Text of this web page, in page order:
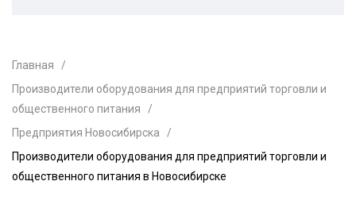
Главная
Производители оборудования для предприятий торговли и
общественного питания
Предприятия Новосибирска
Производители оборудования для предприятий торговли и
общественного питания в Новосибирске